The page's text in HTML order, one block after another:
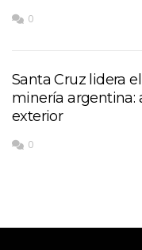
0
Santa Cruz lidera
minería argentina:
exterior
0